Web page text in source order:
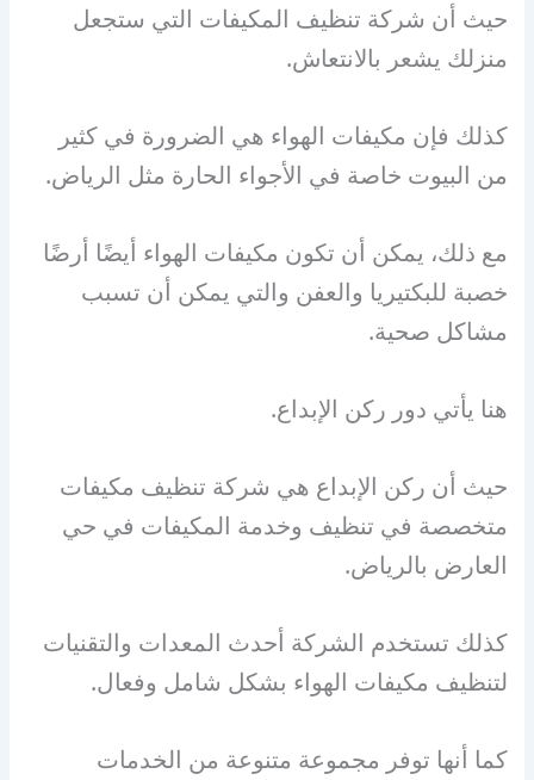
حيث أن شركة تنظيف المكيفات التي ستجعل
منزلك يشعر بالانتعاش.
كذلك فإن مكيفات الهواء هي الضرورة في كثير
من البيوت خاصة في الأجواء الحارة مثل الرياض.
مع ذلك، يمكن أن تكون مكيفات الهواء أيضًا أرضًا
خصبة للبكتيريا والعفن والتي يمكن أن تسبب
مشاكل صحية.
هنا يأتي دور ركن الإبداع.
حيث أن ركن الإبداع هي شركة تنظيف مكيفات
متخصصة في تنظيف وخدمة المكيفات في حي
العارض بالرياض.
كذلك تستخدم الشركة أحدث المعدات والتقنيات
لتنظيف مكيفات الهواء بشكل شامل وفعال.
كما أنها توفر مجموعة متنوعة من الخدمات